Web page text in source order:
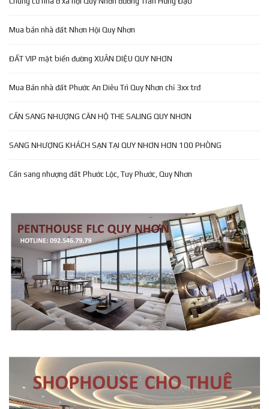
Mua bán nhà đất Nhơn Hội Quy Nhơn
ĐẤT VIP mặt biển đường XUÂN DIỆU QUY NHƠN
Mua Bán nhà đất Phước An Diêu Trì Quy Nhơn chỉ 3xx trđ
CẦN SANG NHƯỢNG CĂN HỘ THE SALING QUY NHƠN
SANG NHƯỢNG KHÁCH SẠN TẠI QUY NHƠN HƠN 100 PHÒNG
Cần sang nhượng đất Phước Lộc, Tuy Phước, Quy Nhơn